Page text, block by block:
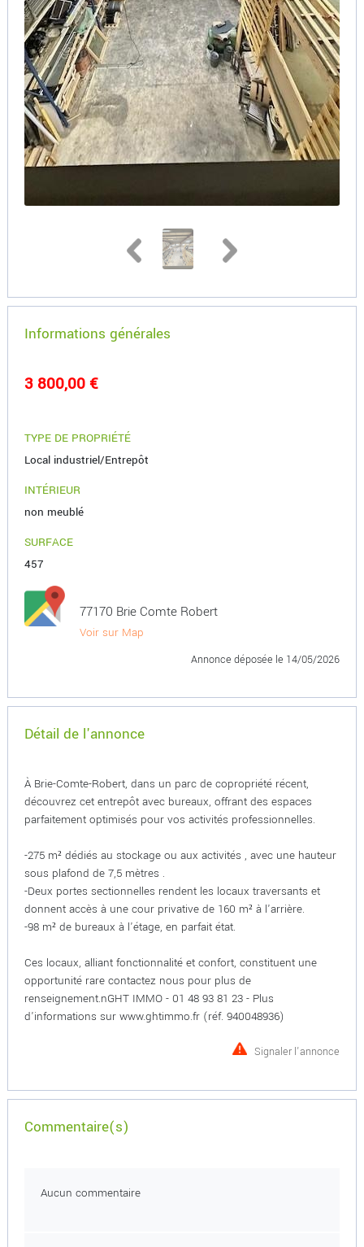
Informations générales
3 800,00 €
TYPE DE PROPRIÉTÉ
Local industriel/Entrepôt
INTÉRIEUR
non meublé
SURFACE
457
77170 Brie Comte Robert
Voir sur Map
Annonce déposée le 14/05/2026
Détail de l'annonce
À Brie-Comte-Robert, dans un parc de copropriété récent,
découvrez cet entrepôt avec bureaux, offrant des espaces
parfaitement optimisés pour vos activités professionnelles.
-275 m² dédiés au stockage ou aux activités , avec une hauteur
sous plafond de 7,5 mètres .
-Deux portes sectionnelles rendent les locaux traversants et
donnent accès à une cour privative de 160 m² à l'arrière.
-98 m² de bureaux à l'étage, en parfait état.
Ces locaux, alliant fonctionnalité et confort, constituent une
opportunité rare contactez nous pour plus de
renseignement.nGHT IMMO - 01 48 93 81 23 - Plus
d'informations sur www.ghtimmo.fr (réf. 940048936)
Signaler l'annonce
Commentaire(s)
Aucun commentaire